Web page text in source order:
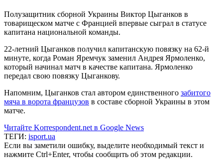
Полузащитник сборной Украины Виктор Цыганков в
товарищеском матче с Францией впервые сыграл в статусе
капитана национальной команды.
22-летний Цыганков получил капитанскую повязку на 62-й
минуте, когда Роман Яремчук заменил Андрея Ярмоленко,
который начинал матч в качестве капитана. Ярмоленко
передал свою повязку Цыганкову.
Напомним, Цыганков стал автором единственного забитого
мяча в ворота французов в составе сборной Украины в этом
матче.
Читайте Korrespondent.net в Google News
ТЕГИ: isport.ua
Если вы заметили ошибку, выделите необходимый текст и
нажмите Ctrl+Enter, чтобы сообщить об этом редакции.